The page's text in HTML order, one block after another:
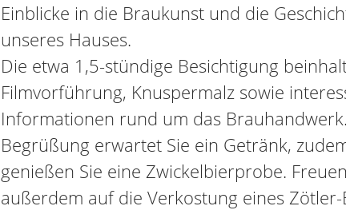
Einblicke in die Braukunst und die
unseres Hauses.
Die etwa 1,5-stündige Besichtigung
Filmvorführung, Knuspermalz sowie
Informationen rund um das
Begrüßung erwartet Sie ein Getränk,
genießen Sie eine Zwickelbierprobe.
außerdem auf die Verkostung eines